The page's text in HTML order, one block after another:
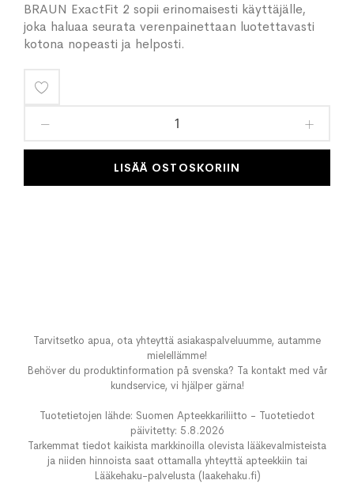
BRAUN ExactFit 2 sopii erinomaisesti käyttäjälle,
joka haluaa seurata verenpainettaan luotettavasti
kotona nopeasti ja helposti.
toivelistaan
LISÄÄ OSTOSKORIIN
Tarvitsetko apua, ota yhteyttä asiakaspalveluumme, autamme
mielellämme!
Behöver du produktinformation på svenska? Ta kontakt med vår
kundservice, vi hjälper gärna!
Tuotetietojen lähde: Suomen Apteekkariliitto - Tuotetiedot
päivitetty: 5.8.2026
Tarkemmat tiedot kaikista markkinoilla olevista lääkevalmisteista
ja niiden hinnoista saat ottamalla yhteyttä apteekkiin tai
Lääkehaku-palvelusta (laakehaku.fi)